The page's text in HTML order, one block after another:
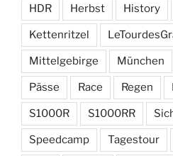
HDR Herbst History
Kettenritzel
Mittelgebirge München
Pässe Race Regen
S1000R S1000RR
Speedcamp Tagestour